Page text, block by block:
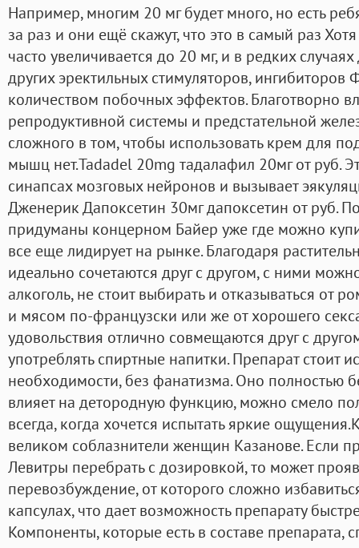
Например, многим 20 мг будет много, но есть
за раз и они ещё скажут, что это в самый раз
часто увеличивается до 20 мг, и в редких
других эректильных стимуляторов,
количеством побочных эффектов. Благотворно
репродуктивной системы и предстательной
сложного в том, чтобы использовать крем для
мышц нет.Tadadel 20mg тадалафил 20мг от руб.
синапсах мозговых нейронов и вызывает
Дженерик Дапоксетин 30мг дапоксетин от руб.
придуманы концерном Байер уже где можно
все еще лидирует на рынке. Благодаря
идеально сочетаются друг с другом, с ними
алкоголь, не стоит выбирать и отказываться от
и мясом по-французски или же от хорошего
удовольствия отлично совмещаются друг с
употреблять спиртные напитки. Препарат стоит
необходимости, без фанатизма. Оно полностью
влияет на детородную функцию, можно смело
всегда, когда хочется испытать яркие
великом соблазнители женщин Казанове. Если
Левитры перебрать с дозировкой, то может
перевозбуждение, от которого сложно
капсулах, что дает возможность препарату
Компоненты, которые есть в составе препарата,